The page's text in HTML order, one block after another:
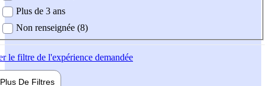
Plus de 3 ans
Non renseignée (8)
le filtre de l'expérience demandée
Plus De Filtres